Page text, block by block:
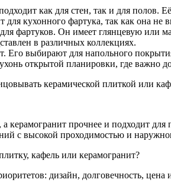
как для стен, так и для полов.
кухонного фартука, так как она не
фартуков. Он имеет глянцевую
в различных коллекциях.
выбирают для напольного
открытой планировки, где важно
керамической плиткой или
а керамогранит прочнее и подходит
с высокой проходимостью и
кафель или керамогранит?
дизайн, долговечность, цена